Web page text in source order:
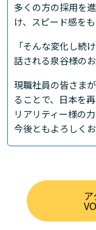
多くの方の採用を
け、スピード感を
「そんな変化し続
話される泉谷様の
現職社員の皆さま
ることで、日本を
リアリティー様の
今後ともよろしく